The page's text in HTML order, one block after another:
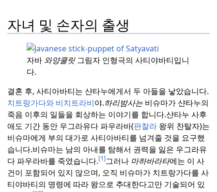
자녀 및 손자의 출생
자바 와양쿨릿그림자 인형극의 사티야바티입니
다.
결혼 후, 사티아바티는 샨타누에게서 두 아들을 낳았습니다.
치트랑가다와 비치트라비야.하리밤사는 비슈마가 샨타누의
죽음 이후의 일들을 회상하는 이야기를 합니다.샨타누 사후
애도 기간 동안 우그라유다 파우라바(판찰라 왕위 찬탈자)는
비슈마에게 부의 대가로 사티아바티를 넘겨줄 것을 요구했
습니다.비슈마는 남의 아내를 탐해서 권력을 잃은 우그라유
다 파우라바를 죽였습니다.[1]그러나 마하바라타에는 이 사
건이 포함되어 있지 않으며, 오직 비슈마가 치트랑가다를 사
티야바티의 명령에 따라 왕으로 추대한다고만 기술되어 있